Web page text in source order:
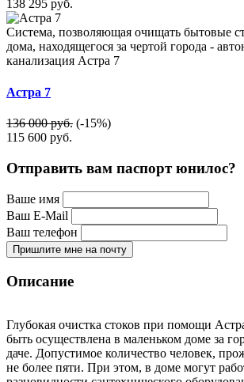
138 295 руб.
Система, позволяющая очищать бытовые
дома, находящегося за чертой города -
канализация Астра 7
Астра 7
136 000 руб. (-15%)
115 600 руб.
Отправить вам паспорт юнилос?
Ваше имя
Ваш E-Mail
Ваш телефон
Пришлите мне на почту
Описание
Глубокая очистка стоков при помощи
быть осуществлена в маленьком доме за
даче. Допустимое количество человек,
не более пяти. При этом, в доме могут